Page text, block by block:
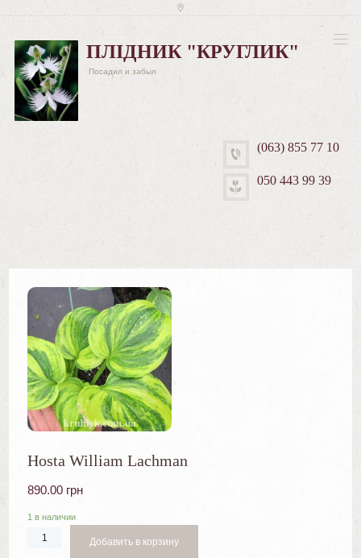
ПЛІДНИК "КРУГЛИК"
Посадил и забыл
(063) 855 77 10
050 443 99 39
Hosta William Lachman
890.00 грн
1 в наличии
Добавить в корзину